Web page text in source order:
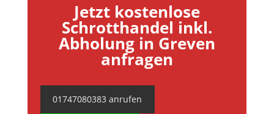
Jetzt kostenlose
Schrotthandel inkl.
Abholung in Greven
anfragen
01747080383 anrufen